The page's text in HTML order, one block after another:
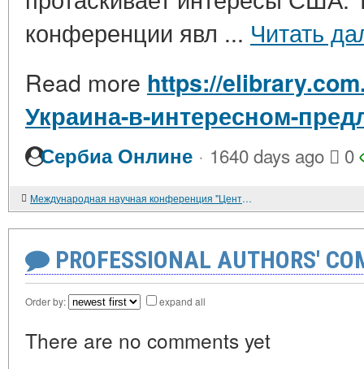
конференции явл ... Читать
Read more https://
Украина-в-интересном-
Сербиа Онлине · 1640 days ago 0
Международная научная конференция "Центральная и Юго-Восточная Европа: литературные итоги XX века"
PROFESSIONAL AUTHORS'
Order by: expand all
There are no comments yet